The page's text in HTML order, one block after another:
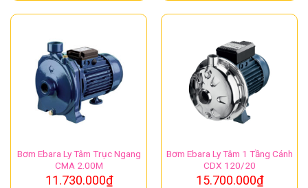
Bơm Ebara Ly Tâm Trục Ngang
CMA 2.00M
11.730.000₫
Bơm Ebara Ly Tâm 1 Tầng Cánh
CDX 120/20
15.700.000₫